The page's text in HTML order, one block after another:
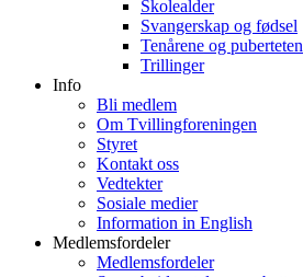
Skolealder
Svangerskap og fødsel
Tenårene og puberteten
Trillinger
Info
Bli medlem
Om Tvillingforeningen
Styret
Kontakt oss
Vedtekter
Sosiale medier
Information in English
Medlemsfordeler
Medlemsfordeler